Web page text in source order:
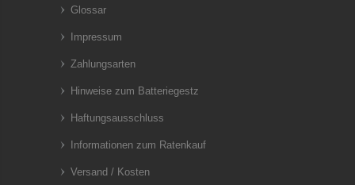
Glossar
Impressum
Zahlungsarten
Hinweise zum Batteriegestz
Haftungsausschluss
Informationen zum Ratenkauf
Versand / Kosten